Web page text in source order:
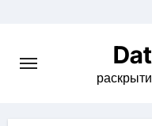
content